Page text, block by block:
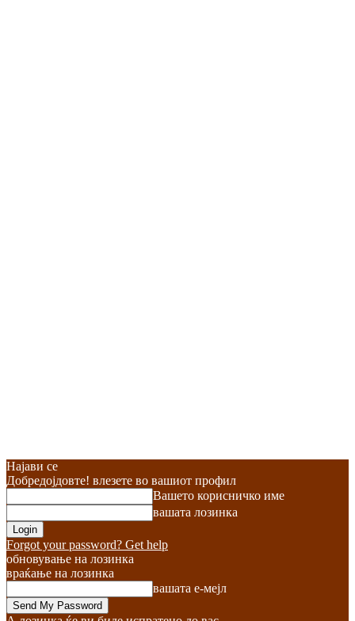
Најави се
Добредојдовте! влезете во вашиот профил
Вашето корисничко име
вашата лозинка
Forgot your password? Get help
обновување на лозинка
враќање на лозинка
вашата е-мејл